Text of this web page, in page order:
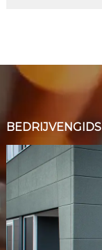
BEDRIJVENGIDS